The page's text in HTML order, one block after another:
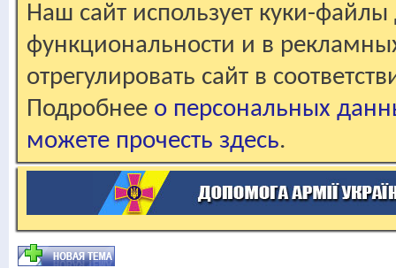
Наш сайт использует куки-файлы
функциональности и в
отрегулировать сайт в
Подробнее о персональных
можете прочесть здесь.